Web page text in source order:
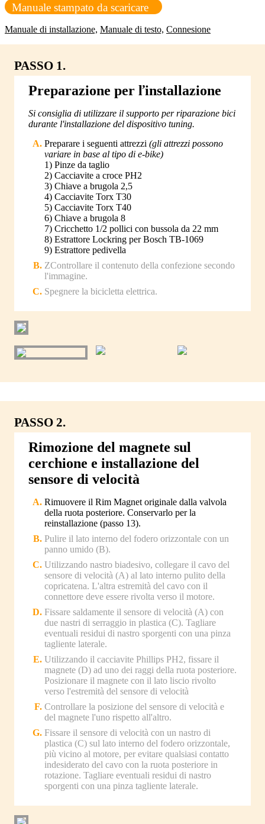
Manuale stampato da scaricare
Manuale di installazione, Manuale di testo, Connesione
PASSO 1.
Preparazione per ľinstallazione
Si consiglia di utilizzare il supporto per riparazione bici
durante l'installazione del dispositivo tuning.
Preparare i seguenti attrezzi (gli attrezzi possono
variare in base al tipo di e-bike)
1) Pinze da taglio
2) Cacciavite a croce PH2
3) Chiave a brugola 2,5
4) Cacciavite Torx T30
5) Cacciavite Torx T40
6) Chiave a brugola 8
7) Cricchetto 1/2 pollici con bussola da 22 mm
8) Estrattore Lockring per Bosch TB-1069
9) Estrattore pedivella
ZControllare il contenuto della confezione secondo
l'immagine.
Spegnere la bicicletta elettrica.
PASSO 2.
Rimozione del magnete sul
cerchione e installazione del
sensore di velocità
Rimuovere il Rim Magnet originale dalla valvola
della ruota posteriore. Conservarlo per la
reinstallazione (passo 13).
Pulire il lato interno del fodero orizzontale con un
panno umido (B).
Utilizzando nastro biadesivo, collegare il cavo del
sensore di velocità (A) al lato interno pulito della
copricatena. L'altra estremità del cavo con il
connettore deve essere rivolta verso il motore.
Fissare saldamente il sensore di velocità (A) con
due nastri di serraggio in plastica (C). Tagliare
eventuali residui di nastro sporgenti con una pinza
tagliente laterale.
Utilizzando il cacciavite Phillips PH2, fissare il
magnete (D) ad uno dei raggi della ruota posteriore.
Posizionare il magnete con il lato liscio rivolto
verso l'estremità del sensore di velocità
Controllare la posizione del sensore di velocità e
del magnete l'uno rispetto all'altro.
Fissare il sensore di velocità con un nastro di
plastica (C) sul lato interno del fodero orizzontale,
più vicino al motore, per evitare qualsiasi contatto
indesiderato del cavo con la ruota posteriore in
rotazione. Tagliare eventuali residui di nastro
sporgenti con una pinza tagliente laterale.